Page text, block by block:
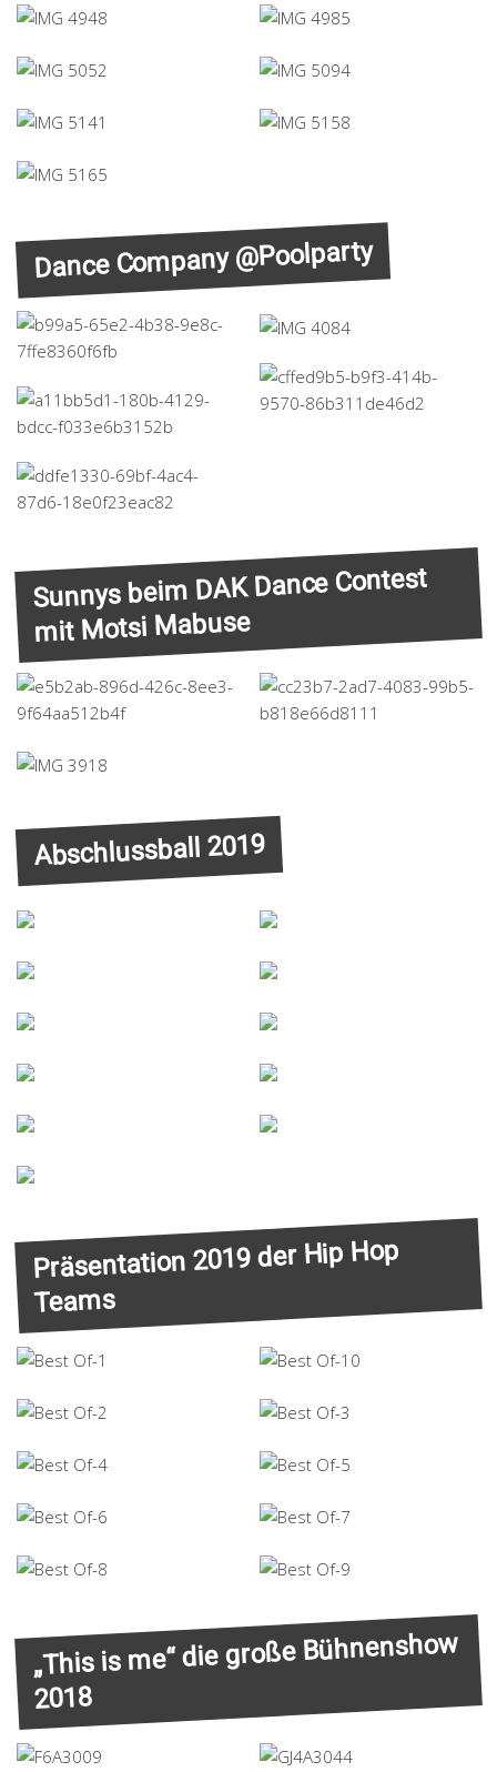
Dance Company @Poolparty
Sunnys beim DAK Dance Contest
mit Motsi Mabuse
Abschlussball 2019
Präsentation 2019 der Hip Hop
Teams
„This is me“ die große Bühnenshow
2018